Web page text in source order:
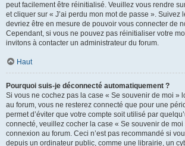
peut facilement être réinitialisé. Veuillez vous rendre
et cliquer sur « J’ai perdu mon mot de passe ». Suivez
devriez être en mesure de pouvoir vous connecter de
Cependant, si vous ne pouvez pas réinitialiser votre
invitons à contacter un administrateur du forum.
Haut
Pourquoi suis-je déconnecté automatiquement ?
Si vous ne cochez pas la case « Se souvenir de moi »
au forum, vous ne resterez connecté que pour une
permet d’éviter que votre compte soit utilisé par
connecté, veuillez cocher la case « Se souvenir de moi
connexion au forum. Ceci n’est pas recommandé si
depuis un ordinateur public, comme une librairie, un